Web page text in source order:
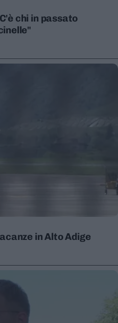
chi in passato
in Alto Adige